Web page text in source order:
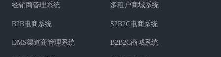
经销商管理系统 多租户商城系统
B2B电商系统 S2B2C电商系统
DMS渠道商管理系统 B2B2C商城系统